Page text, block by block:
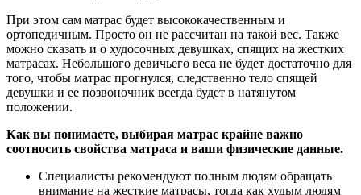
При этом сам матрас будет высококачественным и
ортопедичным. Просто он не рассчитан на такой вес. Также
можно сказать и о худосочных девушках, спящих на жестких
матрасах. Небольшого девичьего веса не будет достаточно для
того, чтобы матрас прогнулся, следственно тело спящей
девушки и ее позвоночник всегда будет в натянутом
положении.
Как вы понимаете, выбирая матрас крайне важно
соотносить свойства матраса и ваши физические данные.
Специалисты рекомендуют полным людям обращать
внимание на жесткие матрасы, тогда как худым людям